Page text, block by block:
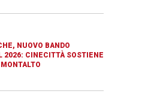
NUOVO BANDO
2026: CINECITTÀ SOSTIENE